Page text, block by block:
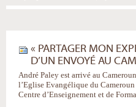
« PARTAGER MON
D’UN ENVOYÉ AU
André Paley est arrivé au
l’Eglise Evangélique du
Centre d’Enseignement et de